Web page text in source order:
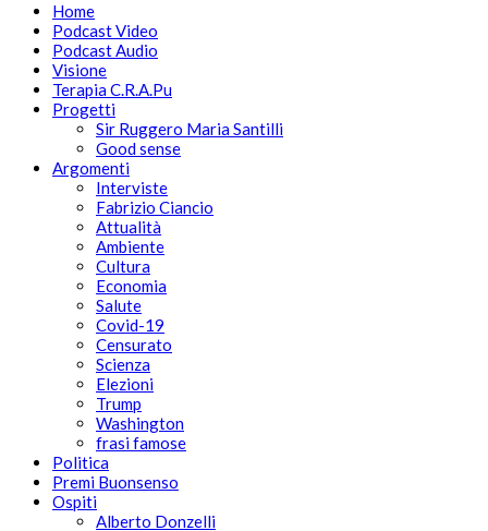
Home
Podcast Video
Podcast Audio
Visione
Terapia C.R.A.Pu
Progetti
Sir Ruggero Maria Santilli
Good sense
Argomenti
Interviste
Fabrizio Ciancio
Attualità
Ambiente
Cultura
Economia
Salute
Covid-19
Censurato
Scienza
Elezioni
Trump
Washington
frasi famose
Politica
Premi Buonsenso
Ospiti
Alberto Donzelli